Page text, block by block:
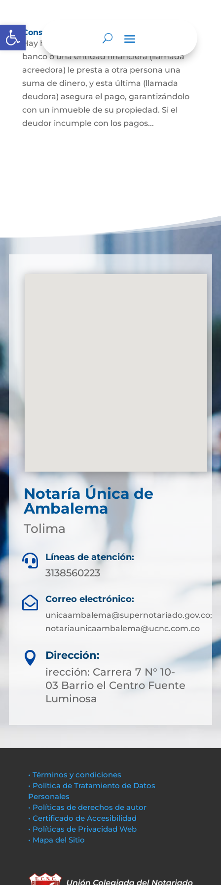
Abrir barra de herramientas
Constitución de hipoteca
Hay hipoteca cuando una persona, o un
banco o una entidad financiera (llamada
acreedora) le presta a otra persona una
suma de dinero, y esta última (llamada
deudora) asegura el pago, garantizándolo
con un inmueble de su propiedad. Si el
deudor incumple con los pagos...
Notaría Única de
Ambalema
Tolima
 Líneas de atención:
3138560223
 Correo electrónico:
unicaambalema@supernotariado.gov.co;
notariaunicaambalema@ucnc.com.co

Dirección:
irección: Carrera 7 N° 10-
03 Barrio el Centro Fuente
Luminosa
• Términos y condiciones
• Política de Tratamiento de Datos
Personales
• Políticas de derechos de autor
• Certificado de Accesibilidad
• Políticas de Privacidad Web
• Mapa del Sitio